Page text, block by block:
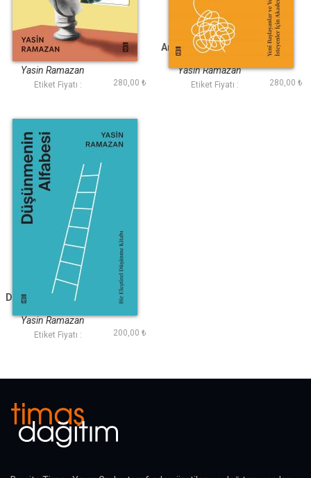
Gerçeklik Yeniden
Yasin Ramazan
Etiket Fiyatı : 280,00 ₺
Araştırmanın Alfabesi
Yasin Ramazan
Etiket Fiyatı : 280,00 ₺
Düşünmenin Alfabesi
Yasin Ramazan
Etiket Fiyatı : 200,00 ₺